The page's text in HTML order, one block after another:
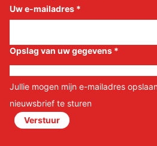
Uw e-mailadres *
Opslag van uw gegevens *
Jullie mogen mijn e-mailadres
nieuwsbrief te sturen
Verstuur